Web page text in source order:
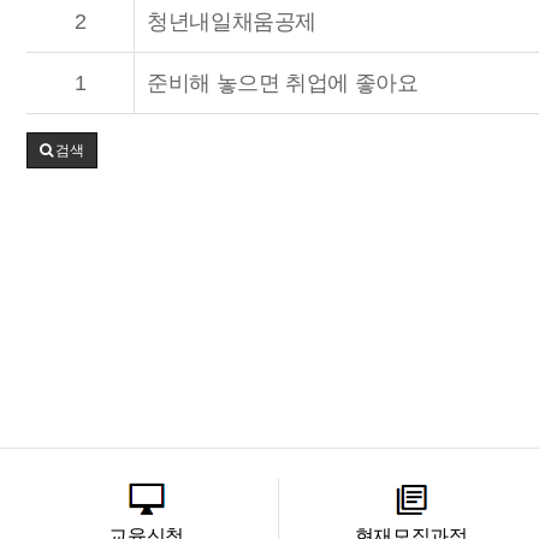
2 청년내일채움공제
1 준비해 놓으면 취업에 좋아요
검색